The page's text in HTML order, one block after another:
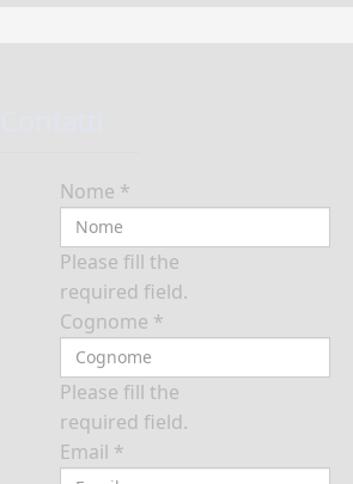
Nome *
Please fill the
required field.
Cognome *
Please fill the
required field.
Email *